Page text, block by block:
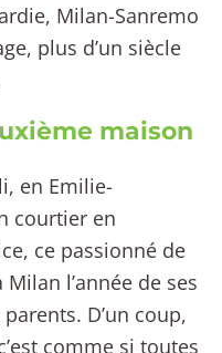
Milan-Sanremo
plus d’un siècle
maison
en Emilie-
courtier en
ce passionné de
l’année de ses
D’un coup,
comme si toutes